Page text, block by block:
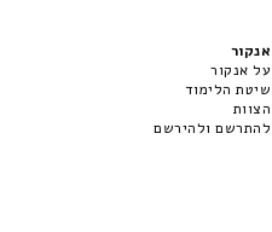
אנקור
על אנקור
שיטת הלימוד
הצוות
להתרשם ולהירשם